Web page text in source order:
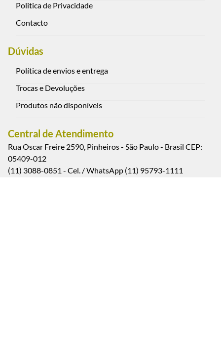
Politica de Privacidade
Contacto
Dúvidas
Política de envios e entrega
Trocas e Devoluções
Produtos não disponíveis
Central de Atendimento
Rua Oscar Freire 2590, Pinheiros - São Paulo - Brasil CEP:
05409-012
(11) 3088-0851 - Cel. / WhatsApp (11) 95793-1111